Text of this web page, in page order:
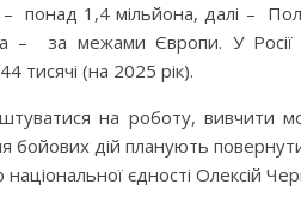
– понад 1,4 мільйона, далі –
– за межами Європи. У
тисячі (на 2025 рік).
на роботу, вивчити
бойових дій планують
національної єдності Олексій